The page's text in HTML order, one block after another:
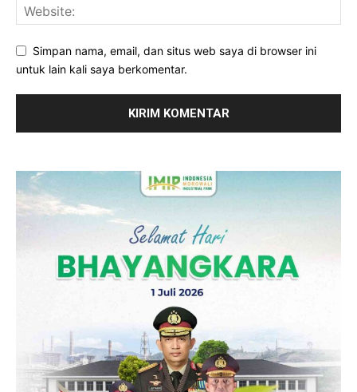
Simpan nama, email, dan situs web saya di browser ini
untuk lain kali saya berkomentar.